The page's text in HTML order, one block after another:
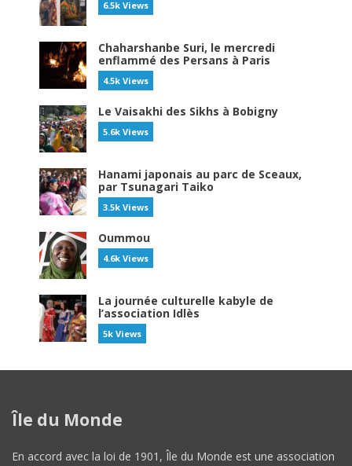
6.5k Views
Chaharshanbe Suri, le mercredi
enflammé des Persans à Paris
4.5k Views
Le Vaisakhi des Sikhs à Bobigny
5.6k Views
Hanami japonais au parc de Sceaux,
par Tsunagari Taiko
3.5k Views
Oummou
4.6k Views
La journée culturelle kabyle de
l’association Idlès
5k Views
Île du Monde
En accord avec la loi de 1901, Île du Monde est une association